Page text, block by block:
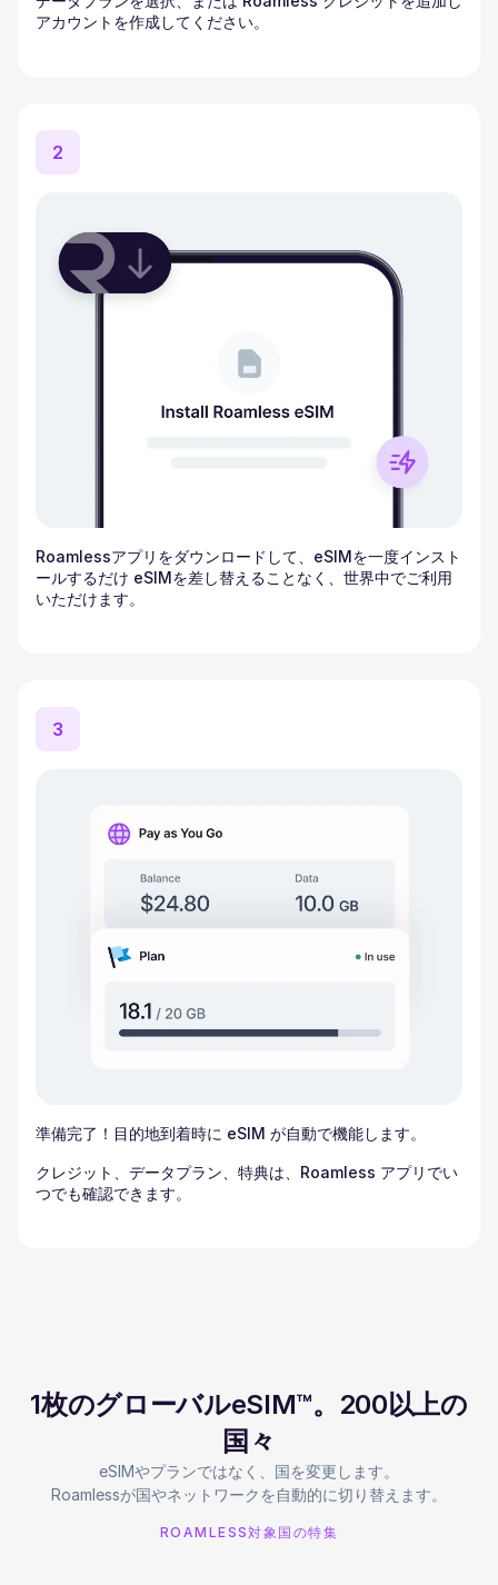
アカウントを作成してください。
2
Roamlessアプリをダウンロードして、eSIMを一度インスト
ールするだけ eSIMを差し替えることなく、世界中でご利用
いただけます。
3
準備完了！目的地到着時に eSIM が自動で機能します。
クレジット、データプラン、特典は、Roamless アプリでい
つでも確認できます。
1枚のグローバルeSIM™。200以上の
国々
eSIMやプランではなく、国を変更します。
Roamlessが国やネットワークを自動的に切り替えます。
ROAMLESS対象国の特集